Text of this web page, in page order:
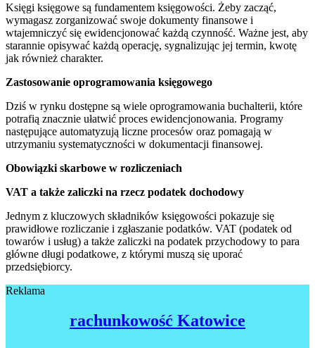
Księgi księgowe są fundamentem księgowości. Żeby zacząć,
wymagasz zorganizować swoje dokumenty finansowe i
wtajemniczyć się ewidencjonować każdą czynność. Ważne jest, aby
starannie opisywać każdą operację, sygnalizując jej termin, kwotę
jak również charakter.
Zastosowanie oprogramowania księgowego
Dziś w rynku dostępne są wiele oprogramowania buchalterii, które
potrafią znacznie ułatwić proces ewidencjonowania. Programy
następujące automatyzują liczne procesów oraz pomagają w
utrzymaniu systematyczności w dokumentacji finansowej.
Obowiązki skarbowe w rozliczeniach
VAT a także zaliczki na rzecz podatek dochodowy
Jednym z kluczowych składników księgowości pokazuje się
prawidłowe rozliczanie i zgłaszanie podatków. VAT (podatek od
towarów i usług) a także zaliczki na podatek przychodowy to para
główne długi podatkowe, z którymi muszą się uporać
przedsiębiorcy.
Reklama
rachunkowość Katowice